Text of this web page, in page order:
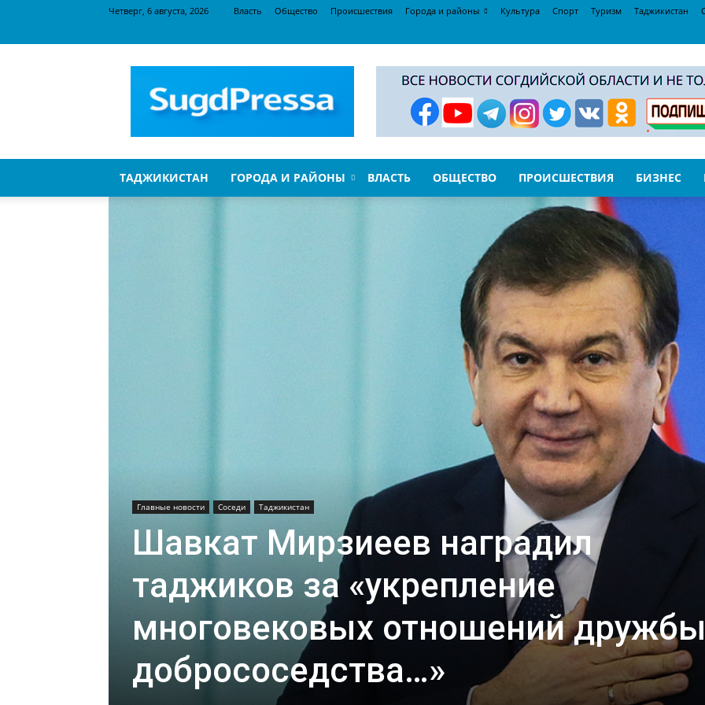
Четверг, 6 августа, 2026 Власть Общество Происшествия Города и районы Культура Спорт Туризм Таджикистан
ТАДЖИКИСТАН ГОРОДА И РАЙОНЫ ВЛАСТЬ ОБЩЕСТВО ПРОИСШЕСТВИЯ БИЗНЕС
Главные новости Соседи Таджикистан
Шавкат Мирзиеев наградил
таджиков за «укрепление
многовековых отношений
добрососедства…»